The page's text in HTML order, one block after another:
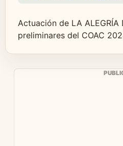
Actuación de LA ALEGRÍA
preliminares del COAC